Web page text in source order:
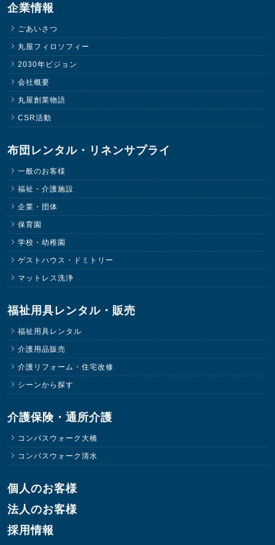
企業情報
ごあいさつ
丸屋フィロソフィー
2030年ビジョン
会社概要
丸屋創業物語
CSR活動
布団レンタル・リネンサプライ
一般のお客様
福祉・介護施設
企業・団体
保育園
学校・幼稚園
ゲストハウス・ドミトリー
マットレス洗浄
福祉用具レンタル・販売
福祉用具レンタル
介護用品販売
介護リフォーム・住宅改修
シーンから探す
介護保険・通所介護
コンパスウォーク大橋
コンパスウォーク清水
個人のお客様
法人のお客様
採用情報